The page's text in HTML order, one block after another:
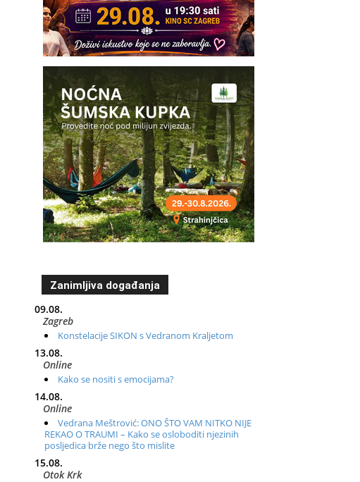
Zanimljiva događanja
09.08.
Zagreb
Konstelacije SIKON s Vedranom Kraljetom
13.08.
Online
Kako se nositi s emocijama?
14.08.
Online
Vedrana Meštrović: ONO ŠTO VAM NITKO NIJE
REKAO O TRAUMI – Kako se osloboditi njezinih
posljedica brže nego što mislite
15.08.
Otok Krk